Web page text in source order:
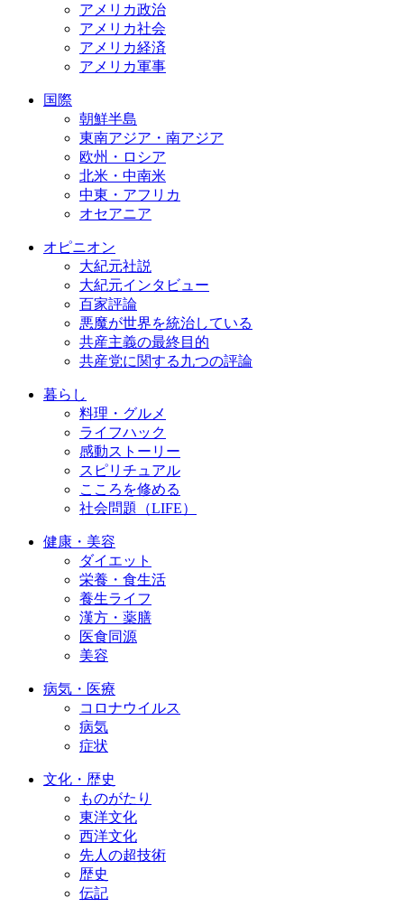
アメリカ政治
アメリカ社会
アメリカ経済
アメリカ軍事
国際
朝鮮半島
東南アジア・南アジア
欧州・ロシア
北米・中南米
中東・アフリカ
オセアニア
オピニオン
大紀元社説
大紀元インタビュー
百家評論
悪魔が世界を統治している
共産主義の最終目的
共産党に関する九つの評論
暮らし
料理・グルメ
ライフハック
感動ストーリー
スピリチュアル
こころを修める
社会問題（LIFE）
健康・美容
ダイエット
栄養・食生活
養生ライフ
漢方・薬膳
医食同源
美容
病気・医療
コロナウイルス
病気
症状
文化・歴史
ものがたり
東洋文化
西洋文化
先人の超技術
歴史
伝記